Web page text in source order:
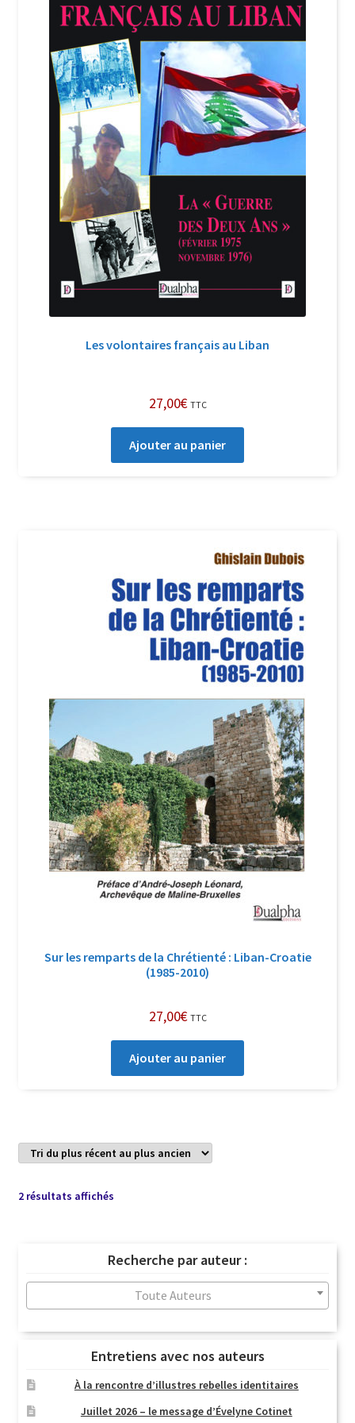
Login Customizer
Newsletter
Nous Contacter
Panier
Politique de confidentialité et cookies
Qui sommes-nous ?
Soutien à Philippe Randa
Suivi de la Commande
Les volontaires français au Liban
27,00€ TTC
Ajouter au panier
Sur les remparts de la Chrétienté : Liban-Croatie
(1985-2010)
27,00€ TTC
Ajouter au panier
2 résultats affichésTrié
au
plus
ancien
Recherche par auteur :
Toute Auteurs
Entretiens avec nos auteurs
À la rencontre d’illustres rebelles identitaires
Juillet 2026 – le message d’Évelyne Cotinet